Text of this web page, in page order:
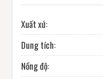
Xuất xứ:
Dung tích:
Nồng độ: